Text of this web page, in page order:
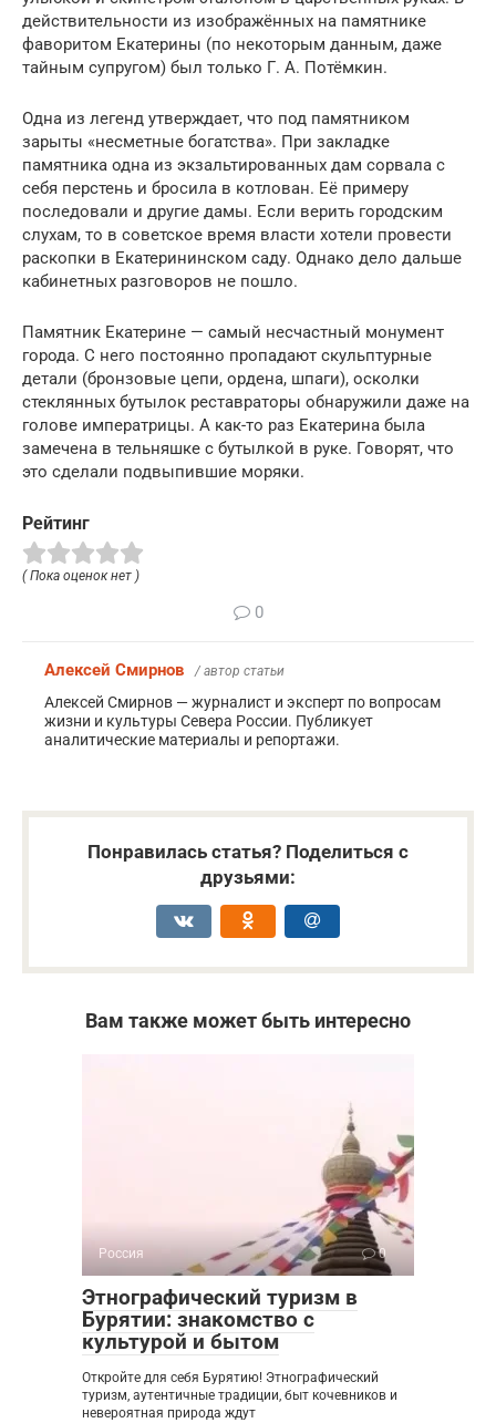
действительности из изображённых на памятнике
фаворитом Екатерины (по некоторым данным, даже
тайным супругом) был только Г. А. Потёмкин.
Одна из легенд утверждает, что под памятником
зарыты «несметные богатства». При закладке
памятника одна из экзальтированных дам сорвала с
себя перстень и бросила в котлован. Её примеру
последовали и другие дамы. Если верить городским
слухам, то в советское время власти хотели провести
раскопки в Екатерининском саду. Однако дело дальше
кабинетных разговоров не пошло.
Памятник Екатерине — самый несчастный монумент
города. С него постоянно пропадают скульптурные
детали (бронзовые цепи, ордена, шпаги), осколки
стеклянных бутылок реставраторы обнаружили даже на
голове императрицы. А как-то раз Екатерина была
замечена в тельняшке с бутылкой в руке. Говорят, что
это сделали подвыпившие моряки.
Рейтинг
( Пока оценок нет )
0
Алексей Смирнов / автор статьи
Алексей Смирнов — журналист и эксперт по вопросам
жизни и культуры Севера России. Публикует
аналитические материалы и репортажи.
Понравилась статья? Поделиться с
друзьями:
Вам также может быть интересно
Россия 0
Этнографический туризм в
Бурятии: знакомство с
культурой и бытом
Откройте для себя Бурятию! Этнографический
туризм, аутентичные традиции, быт кочевников и
невероятная природа ждут